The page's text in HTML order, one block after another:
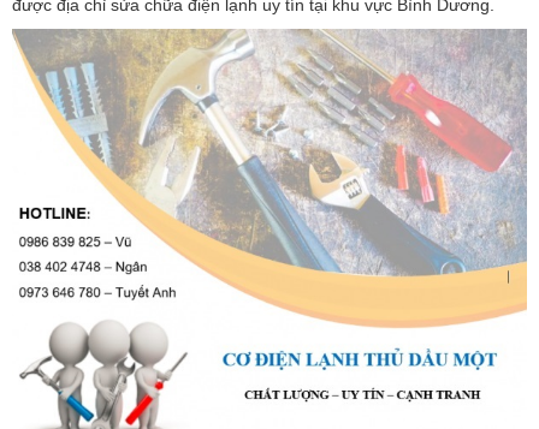
được địa chỉ sửa chữa điện lạnh uy tín tại khu vực Bình Dương.